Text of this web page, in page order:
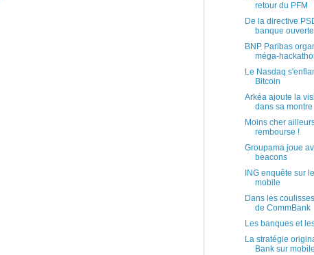
retour du PFM
De la directive
banque ouverte
BNP Paribas
méga-
Le Nasdaq
Bitcoin
Arkéa ajoute la
dans sa montre
Moins cher
rembourse !
Groupama joue
beacons
ING enquête sur
mobile
Dans les
de CommBank
Les banques et
La stratégie
Bank sur mobile